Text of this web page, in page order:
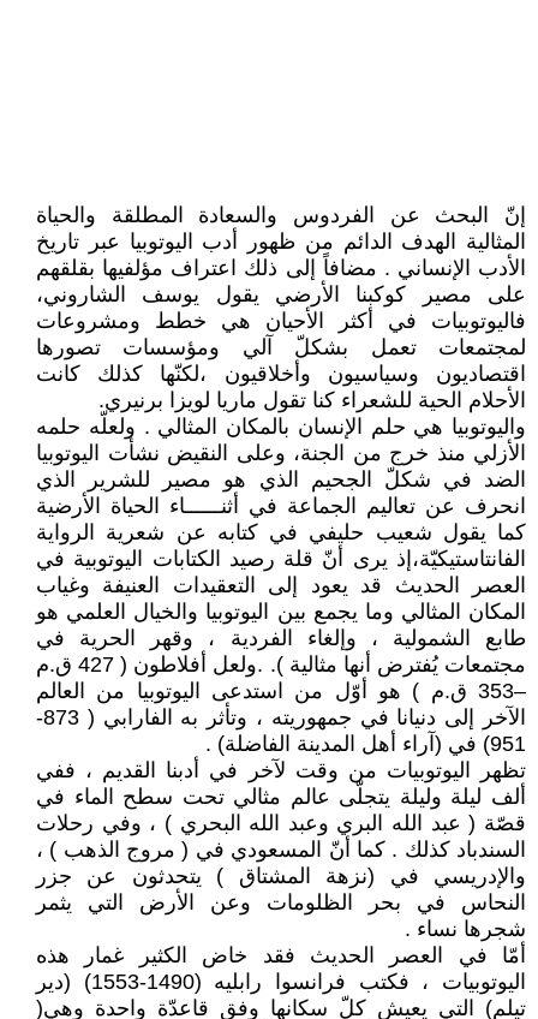
إنّ البحث عن الفردوس والسعادة المطلقة والحياة
المثالية الهدف الدائم من ظهور أدب اليوتوبيا عبر تاريخ
الأدب الإنساني . مضافاً إلى ذلك اعتراف مؤلفيها بقلقهم
على مصير كوكبنا الأرضي يقول يوسف الشاروني،
فاليوتوبيات في أكثر الأحيان هي خطط ومشروعات
لمجتمعات تعمل بشكلّ آلي ومؤسسات تصورها
اقتصاديون وسياسيون وأخلاقيون ،لكنّها كذلك كانت
الأحلام الحية للشعراء كنا تقول ماريا لويزا برنيري.
واليوتوبيا هي حلم الإنسان بالمكان المثالي . ولعلّه حلمه
الأزلي منذ خرج من الجنة، وعلى النقيض نشأت اليوتوبيا
الضد في شكلّ الجحيم الذي هو مصير للشرير الذي
انحرف عن تعاليم الجماعة في أثنــــــاء الحياة الأرضية
كما يقول شعيب حليفي في كتابه عن شعرية الرواية
الفانتاستيكيّة،إذ يرى أنّ قلة رصيد الكتابات اليوتوبية في
العصر الحديث قد يعود إلى التعقيدات العنيفة وغياب
المكان المثالي وما يجمع بين اليوتوبيا والخيال العلمي هو
طابع الشمولية ، وإلغاء الفردية ، وقهر الحرية في
مجتمعات يُفترض أنها مثالية ). .ولعل أفلاطون ( 427 ق.م
–353 ق.م ) هو أوّل من استدعى اليوتوبيا من العالم
الآخر إلى دنيانا في جمهوريته ، وتأثر به الفارابي ( 873-
951) في (آراء أهل المدينة الفاضلة) .
تظهر اليوتوبيات من وقت لآخر في أدبنا القديم ، ففي
ألف ليلة وليلة يتجلّى عالم مثالي تحت سطح الماء في
قصّة ( عبد الله البري وعبد الله البحري ) ، وفي رحلات
السندباد كذلك . كما أنّ المسعودي في ( مروج الذهب ) ،
والإدريسي في (نزهة المشتاق ) يتحدثون عن جزر
النحاس في بحر الظلومات وعن الأرض التي يثمر
شجرها نساء .
أمّا في العصر الحديث فقد خاض الكثير غمار هذه
اليوتوبيات ، فكتب فرانسوا رابليه (1490-1553) (دير
تيلم) التي يعيش كلّ سكانها وفق قاعدّة واحدة وهي(